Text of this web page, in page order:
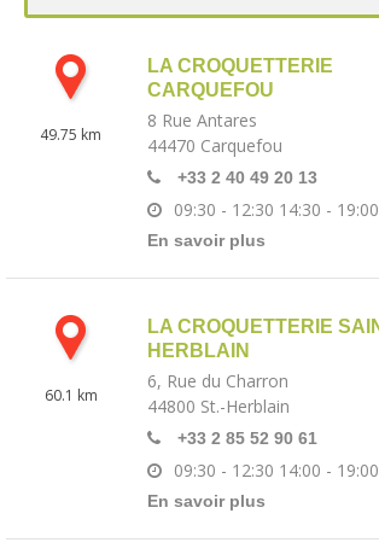
49.75 km
LA CROQUETTERIE
CARQUEFOU
8 Rue Antares
44470 Carquefou
+33 2 40 49 20 13
09:30 - 12:30 14:30 - 19:00
En savoir plus
60.1 km
LA CROQUETTERIE
HERBLAIN
6, Rue du Charron
44800 St.-Herblain
+33 2 85 52 90 61
09:30 - 12:30 14:00 - 19:00
En savoir plus